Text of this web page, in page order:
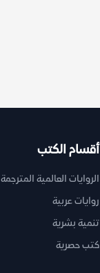
أقسام الكتب
الروايات العالمية المترجمة
روايات عربية
تنمية بشرية
كتب حصرية